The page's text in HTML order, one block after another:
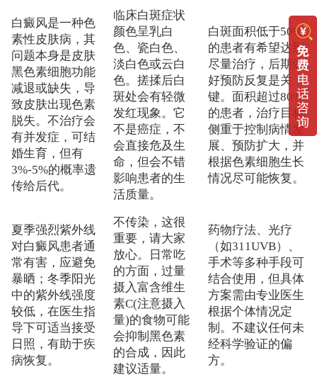
白癜风是一种色
素性皮肤病，其
问题本身是皮肤
黑色素细胞功能
减退或缺失，导
致皮肤出现色素
脱失。不治疗会
有并发症，可结
婚生育，但有
3%-5%的概率遗
传给后代。
临床白斑症状
颜色呈乳白
色、瓷白色、
淡白色或云白
色。搓揉后白
斑处会有轻微
发红现象。它
不是癌症，不
会直接危及生
命，但会不错
影响患者的生
活质量。
白斑面积低于50%
的患者有希望达到
尽量治疗，后期做
好预防反复是关
键。面积超过80%
的患者，治疗目标
侧重于控制病情发
展、预防扩大，并
根据色素细胞生长
情况尽可能恢复。
夏季强烈紫外线
对白癜风患者通
常有害，应避免
暴晒；冬季阳光
中的紫外线强度
较低，在医生指
导下可适当接受
日照，有助于疾
病恢复。
不传染，这很
重要，请大家
放心。日常吃
的方面，过量
摄入富含维生
素C(注意摄入
量)的食物可能
会抑制黑色素
的合成，因此
建议适量。
药物疗法、光疗
（如311UVB）、
手术等多种手段可
结合使用，但具体
方案需由专业医生
根据个体情况定
制。不建议任何未
经科学验证的偏
方。